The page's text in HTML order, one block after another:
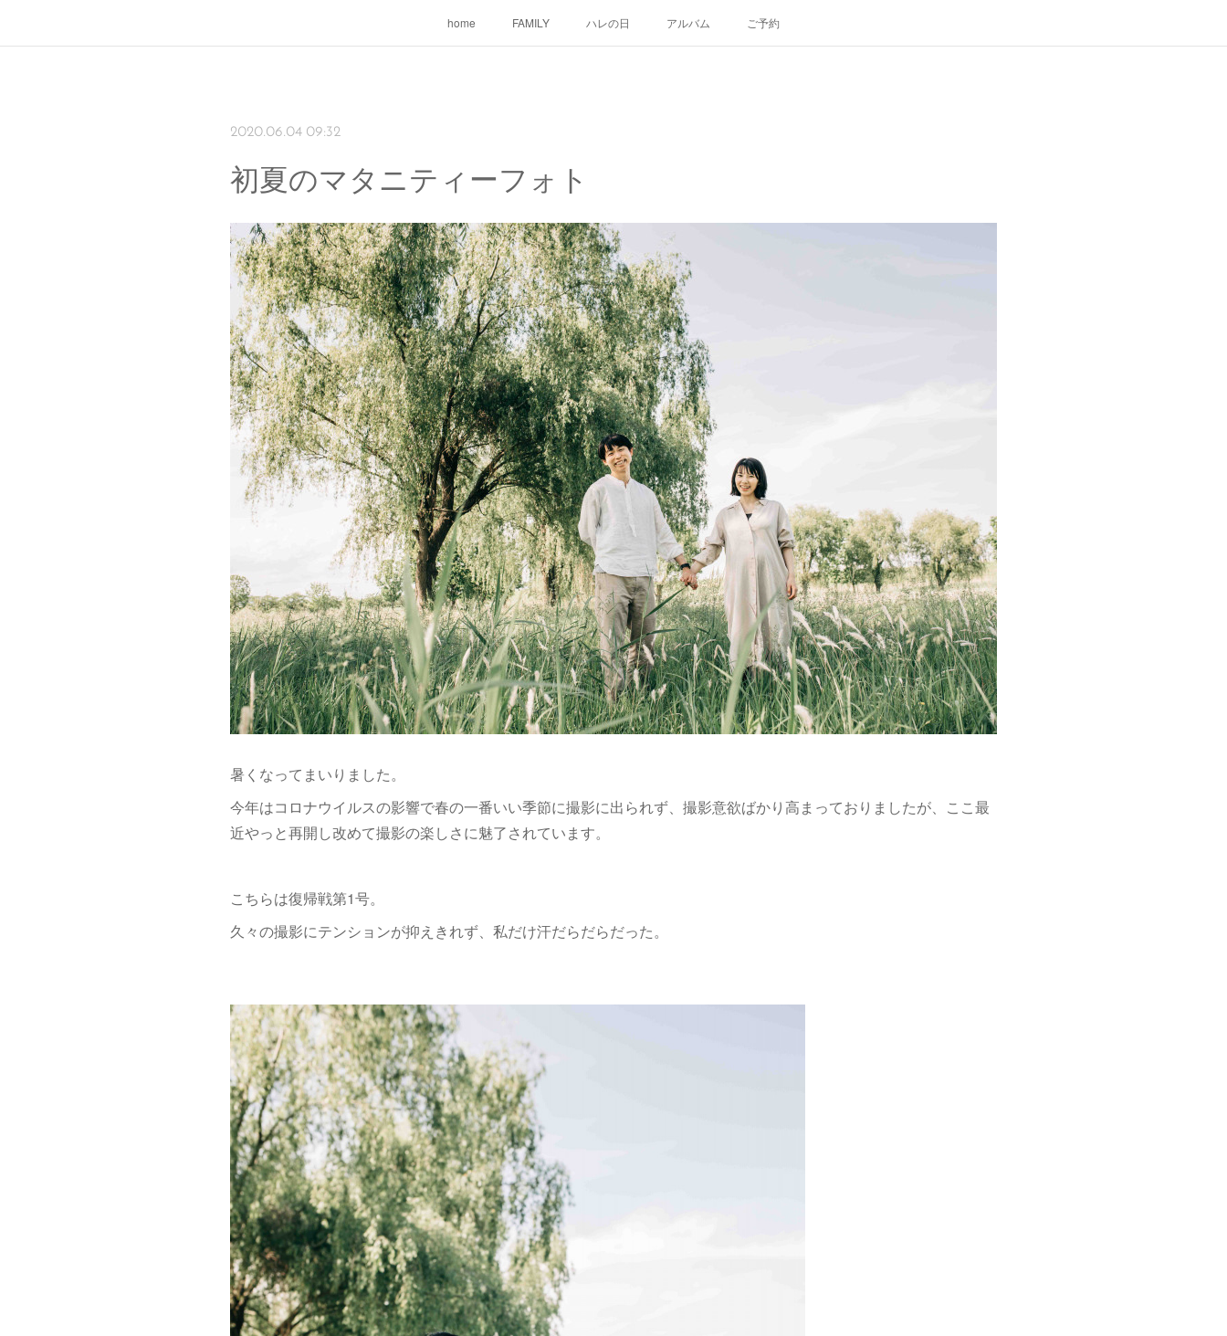
home FAMILY ハレの日 アルバム ご予約
2020.06.04 09:32
初夏のマタニティーフォト
暑くなってまいりました。
今年はコロナウイルスの影響で春の一番いい季節に撮影に出られず、撮影意欲ばかり高まっておりましたが、ここ最
近やっと再開し改めて撮影の楽しさに魅了されています。
こちらは復帰戦第1号。
久々の撮影にテンションが抑えきれず、私だけ汗だらだらだった。